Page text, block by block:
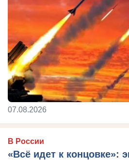
07.08.2026
В России
«Всё идет к концовке»: